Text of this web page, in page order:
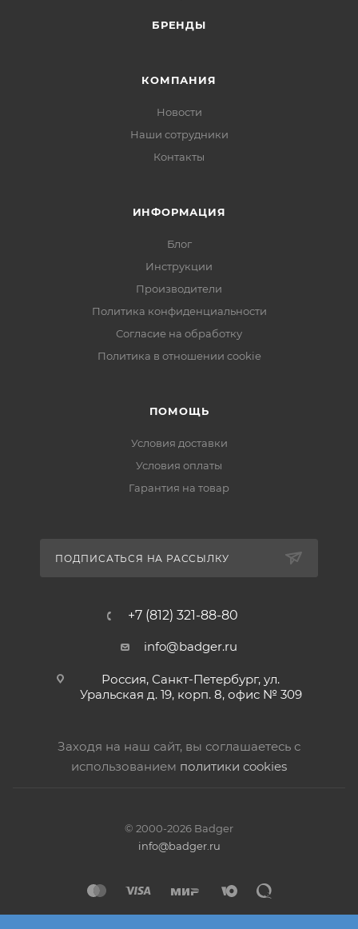
БРЕНДЫ
КОМПАНИЯ
Новости
Наши сотрудники
Контакты
ИНФОРМАЦИЯ
Блог
Инструкции
Производители
Политика конфиденциальности
Согласие на обработку
Политика в отношении cookie
ПОМОЩЬ
Условия доставки
Условия оплаты
Гарантия на товар
ПОДПИСАТЬСЯ НА РАССЫЛКУ
+7 (812) 321-88-80
info@badger.ru
Россия, Санкт-Петербург, ул.
Уральская д. 19, корп. 8, офис № 309
Заходя на наш сайт, вы соглашаетесь с
использованием политики cookies
© 2000-2026 Badger
info@badger.ru